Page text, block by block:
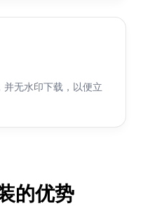
并无水印下载，以便立
的优势